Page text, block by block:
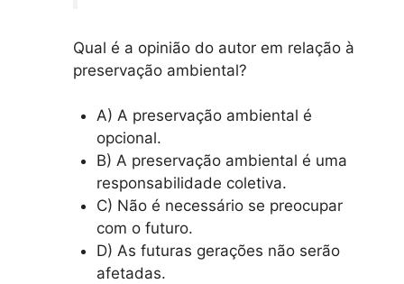
Qual é a opinião do autor em relação à
preservação ambiental?
A) A preservação ambiental é
opcional.
B) A preservação ambiental é uma
responsabilidade coletiva.
C) Não é necessário se preocupar
com o futuro.
D) As futuras gerações não serão
afetadas.